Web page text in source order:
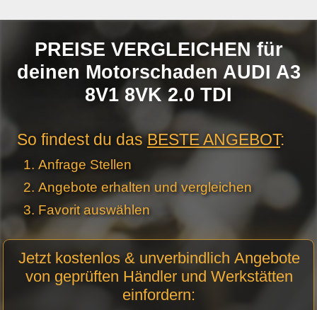
PREISE VERGLEICHEN für
deinen Motorschaden AUDI A3
8V1 8VK 2.0 TDI
So findest du dasBESTE ANGEBOT:
Anfrage Stellen
Angebote erhalten und vergleichen
Favorit auswählen
Anfrage
Stellen -
Jetzt kostenlos & unverbindlich Angebote
von geprüften Händler und Werkstätten
einfordern: